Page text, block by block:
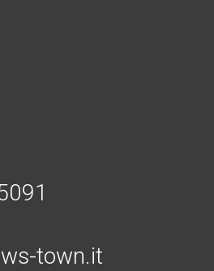
town.it